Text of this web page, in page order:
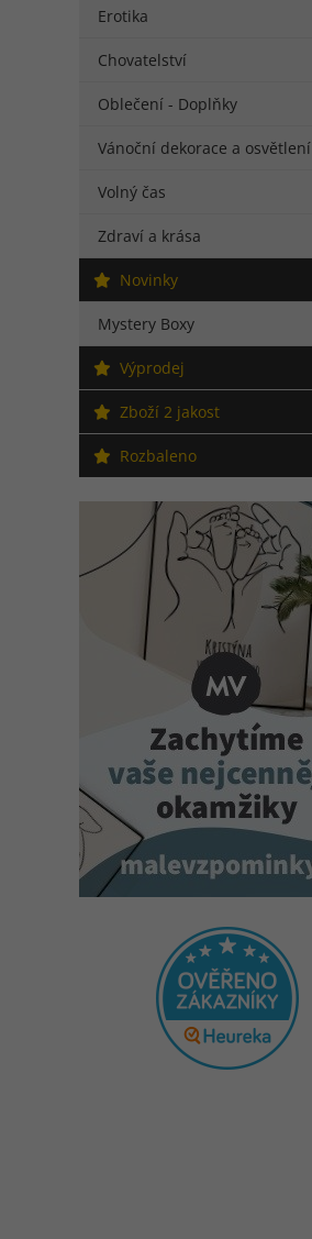
Erotika
Chovatelství
Oblečení - Doplňky
Vánoční dekorace a osvětlení
Volný čas
Zdraví a krása
Novinky
Mystery Boxy
Výprodej
Zboží 2 jakost
Rozbaleno